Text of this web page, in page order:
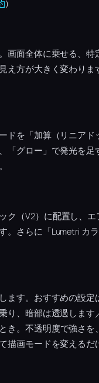
）
画面全体に乗せる、
え方が大きく変わり
ドを「加算（リニア
グロー」で発光を
ク（V2）に配置し、
。さらに「Lumetri カ
す。おすすめの設定
り、暗部は透過します
き。不透明度で強さ
画モードを変えるだ